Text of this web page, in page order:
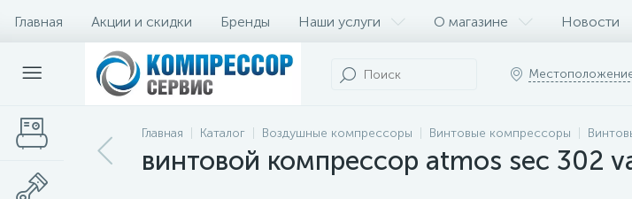
Главная Акции и скидки Бренды Наши услуги О магазине Новости
Главная Каталог Воздушные компрессоры Винтовые компрессоры
винтовой компрессор atmos sec 302